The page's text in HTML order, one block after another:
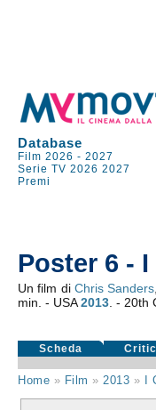
Database
Film 2026 -2027
Serie TV 2026 2027
Premi
Poster 6 -
Un film diChris Sanders
min. - USA2013 . -
Scheda
Home » Film » 2013 » I